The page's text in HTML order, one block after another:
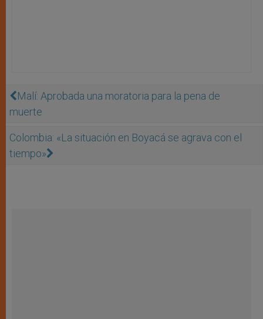
Malí: Aprobada una moratoria para la pena de
muerte
Colombia: «La situación en Boyacá se agrava con el
tiempo»